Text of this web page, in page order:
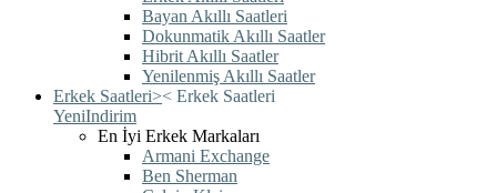
Bayan Akıllı Saatleri
Dokunmatik Akıllı Saatler
Hibrit Akıllı Saatler
Yenilenmiş Akıllı Saatler
Erkek Saatleri>< Erkek Saatleri
YeniIndirim
En İyi Erkek Markaları
Armani Exchange
Ben Sherman